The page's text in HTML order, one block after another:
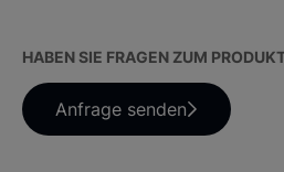
HABEN SIE FRAGEN ZUM
Anfrage senden